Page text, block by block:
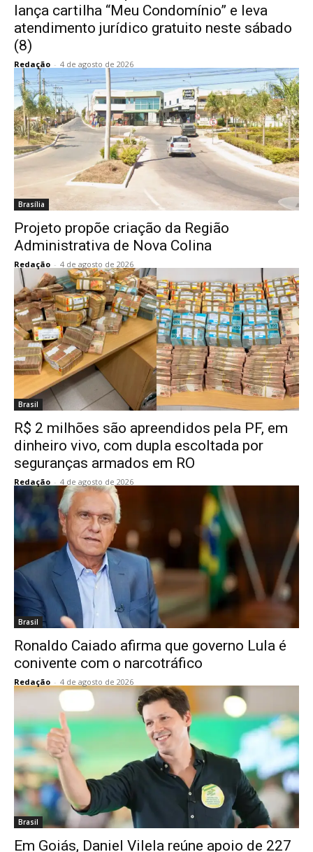
lança cartilha “Meu Condomínio” e leva
atendimento jurídico gratuito neste sábado
(8)
Redação - 4 de agosto de 2026
Brasília
Projeto propõe criação da Região
Administrativa de Nova Colina
Redação - 4 de agosto de 2026
Brasil
R$ 2 milhões são apreendidos pela PF, em
dinheiro vivo, com dupla escoltada por
seguranças armados em RO
Redação - 4 de agosto de 2026
Brasil
Ronaldo Caiado afirma que governo Lula é
conivente com o narcotráfico
Redação - 4 de agosto de 2026
Brasil
Em Goiás, Daniel Vilela reúne apoio de 227